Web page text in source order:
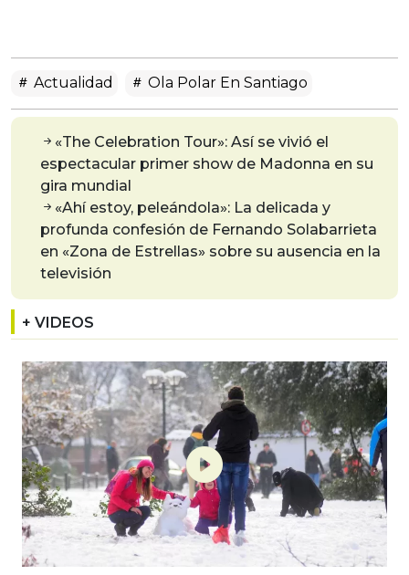
Actualidad Ola Polar En Santiago
«The Celebration Tour»: Así se vivió el
espectacular primer show de Madonna en su
gira mundial
«Ahí estoy, peleándola»: La delicada y
profunda confesión de Fernando Solabarrieta
en «Zona de Estrellas» sobre su ausencia en la
televisión
+ VIDEOS